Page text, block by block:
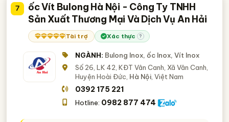
7
ốc Vít Bulong Hà Nội - Công Ty TNHH
Sản Xuất Thương Mại Và Dịch Vụ An Hải
Tài trợ Xác thực ?
NGÀNH: Bulong Inox, ốc Inox, Vít Inox
Số 26, LK 42, KĐT Vân Canh, Xã Vân Canh,
Huyện Hoài Đức, Hà Nội , Việt Nam
0392 175 221
Hotline: 0982 877 474